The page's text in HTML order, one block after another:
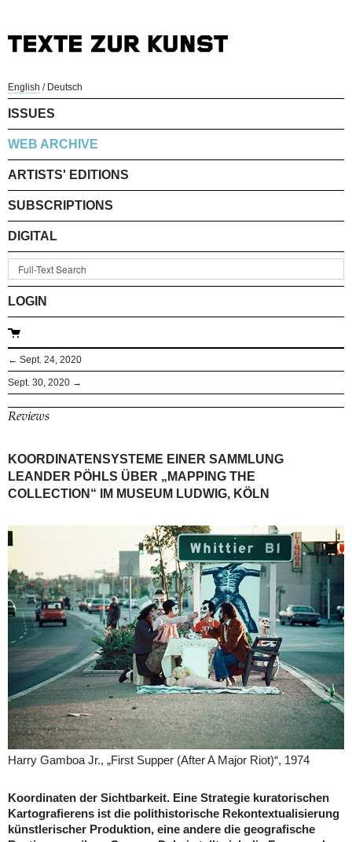
English / Deutsch
ISSUES
WEB ARCHIVE
ARTISTS' EDITIONS
SUBSCRIPTIONS
DIGITAL
LOGIN
← Sept. 24, 2020
Sept. 30, 2020 →
Reviews
KOORDINATENSYSTEME EINER SAMMLUNG
LEANDER PÖHLS ÜBER „MAPPING THE
COLLECTION“ IM MUSEUM LUDWIG, KÖLN
Harry Gamboa Jr., „First Supper (After A Major Riot)“, 1974
Koordinaten der Sichtbarkeit. Eine Strategie kuratorischen
Kartografierens ist die polithistorische Rekontextualisierung
künstlerischer Produktion, eine andere die geografische